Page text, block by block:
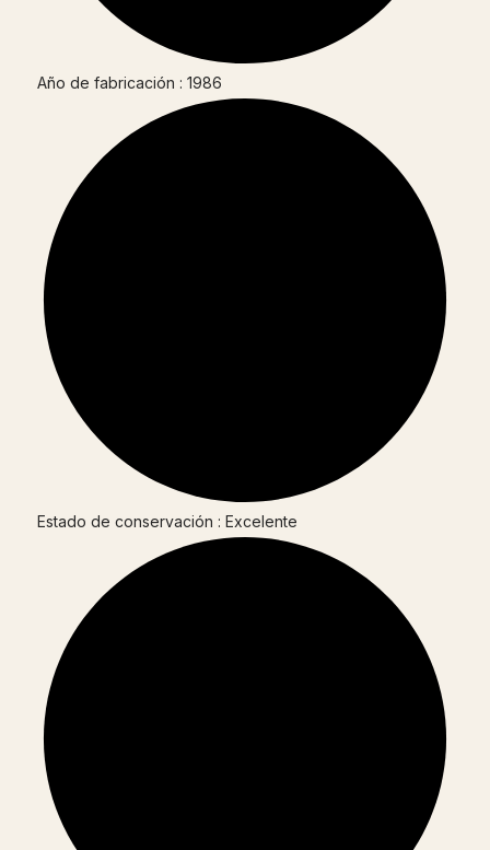
Año de fabricación : 1986
Estado de conservación : Excelente